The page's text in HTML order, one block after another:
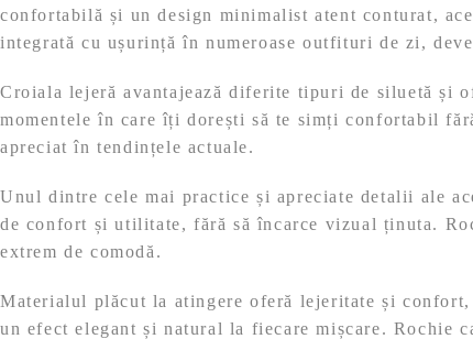
confortabilă și un design minimalist atent conturat,
integrată cu ușurință în numeroase outfituri de zi,
Croiala lejeră avantajează diferite tipuri de siluetă și
momentele în care îți dorești să te simți confortabil
apreciat în tendințele actuale.
Unul dintre cele mai practice și apreciate detalii ale
de confort și utilitate, fără să încarce vizual ținuta.
extrem de comodă.
Materialul plăcut la atingere oferă lejeritate și
un efect elegant și natural la fiecare mișcare. Rochie